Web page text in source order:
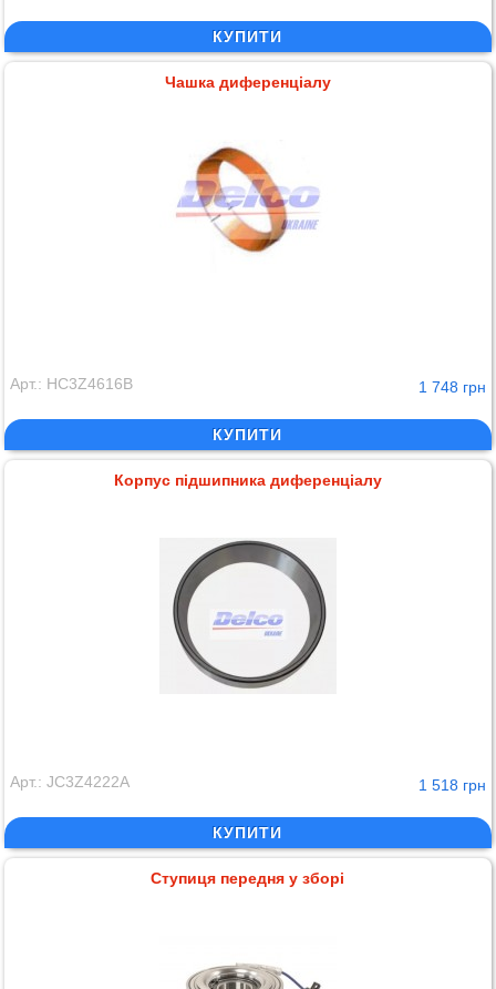
КУПИТИ
Чашка диференціалу
Арт.: HC3Z4616B 1 748 грн
КУПИТИ
Корпус підшипника диференціалу
Арт.: JC3Z4222A 1 518 грн
КУПИТИ
Ступиця передня у зборі